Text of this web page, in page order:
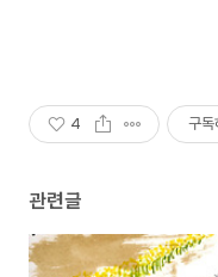
4 구독
관련글